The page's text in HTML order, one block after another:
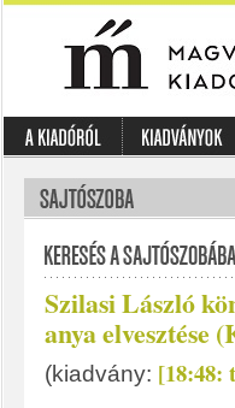
Szilasi László
anya elvesztése
(kiadvány: [18:48: